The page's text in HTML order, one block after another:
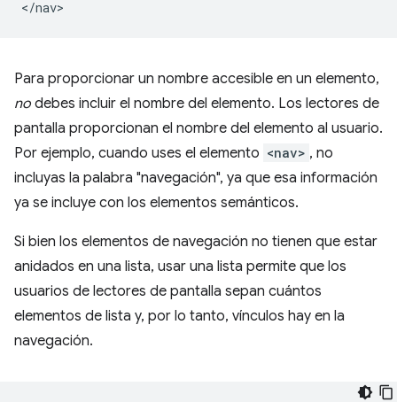
Para proporcionar un nombre accesible en un elemento,
no debes incluir el nombre del elemento. Los lectores de
pantalla proporcionan el nombre del elemento al usuario.
Por ejemplo, cuando uses el elemento <nav> , no
incluyas la palabra "navegación", ya que esa información
ya se incluye con los elementos semánticos.
Si bien los elementos de navegación no tienen que estar
anidados en una lista, usar una lista permite que los
usuarios de lectores de pantalla sepan cuántos
elementos de lista y, por lo tanto, vínculos hay en la
navegación.